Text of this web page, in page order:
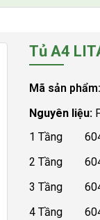
Tủ A4
Mã sản phẩm:
Nguyên liệu:
1 Tầng
2 Tầng
3 Tầng
4 Tầng